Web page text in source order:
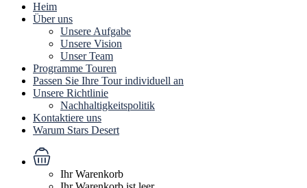
Heim
Über uns
Unsere Aufgabe
Unsere Vision
Unser Team
Programme Touren
Passen Sie Ihre Tour individuell an
Unsere Richtlinie
Nachhaltigkeitspolitik
Kontaktiere uns
Warum Stars Desert
Ihr Warenkorb